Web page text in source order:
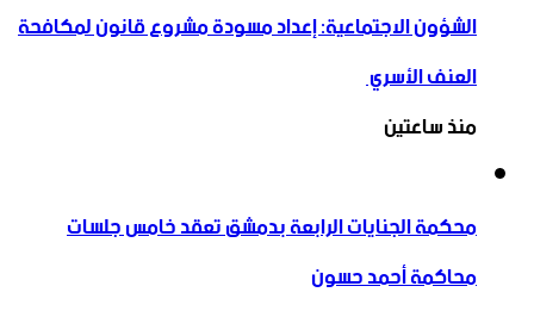
الشؤون الاجتماعية: إعداد مسودة مشروع قانون لمكافحة
العنف الأسري ‏
منذ ساعتين
محكمة الجنايات الرابعة بدمشق تعقد خامس جلسات
محاكمة أحمد حسون